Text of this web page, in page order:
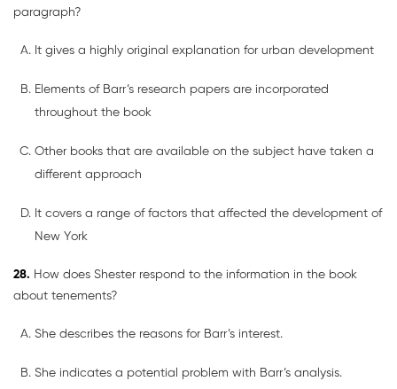
paragraph?
It gives a highly original explanation for urban development
Elements of Barr’s research papers are incorporated
throughout the book
Other books that are available on the subject have taken a
different approach
It covers a range of factors that affected the development of
New York
28. How does Shester respond to the information in the book
about tenements?
She describes the reasons for Barr’s interest.
She indicates a potential problem with Barr’s analysis.